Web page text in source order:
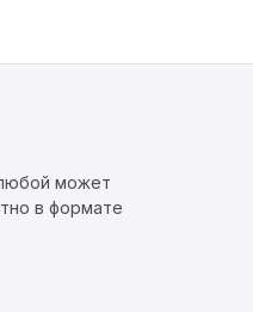
может
в формате